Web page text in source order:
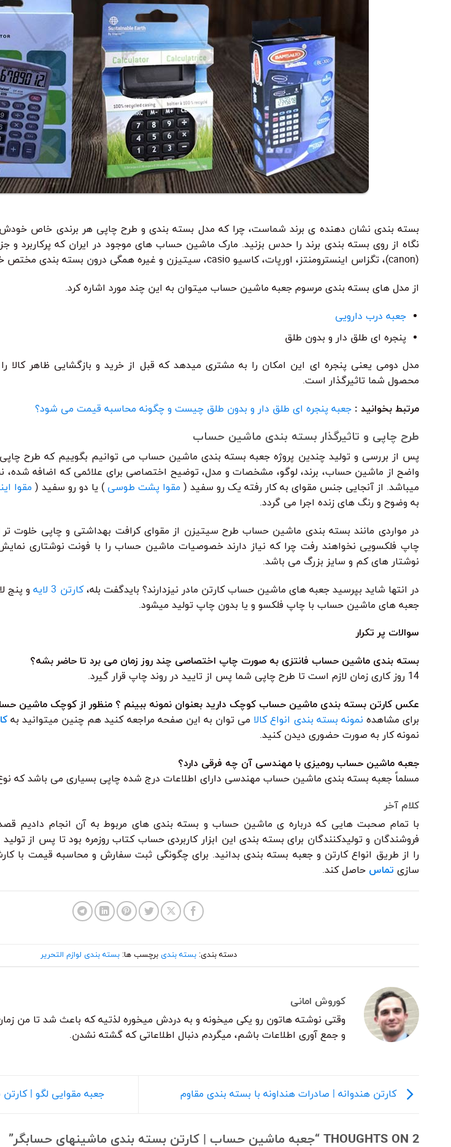
بسته بندی نشان دهنده ی برند شماست، چرا که مدل بسته بندی و طرح چاپی هر برندی خاص
نگاه از روی بسته بندی برند را حدس بزنید. مارک ماشین حساب های موجود در ایران که پرکاربرد و
(canon)، تگزاس اینسترومنتز، اورپات، کاسیو casio، سیتیزن و غیره همگی درون بسته بندی مختص خودشان وارد بازار می شوند.
از مدل های بسته بندی مرسوم جعبه ماشین حساب میتوان به این چند مورد اشاره کرد.
جعبه درب دارویی
پنجره ای طلق دار و بدون طلق
مدل دومی یعنی پنجره ای این امکان را به مشتری میدهد که قبل از خرید و بازگشایی ظاهر
محصول شما تاثیرگذار است.
مرتبط بخوانید : جعبه پنجره ای طلق دار و بدون طلق چیست و چگونه محاسبه قیمت می شود؟
طرح چاپی و تاثیرگذار بسته بندی ماشین حساب
پس از بررسی و تولید چندین پروژه جعبه بسته بندی ماشین حساب می توانیم بگوییم که طرح
واضح از ماشین حساب، برند، لوگو، مشخصات و مدل، توضیح اختصاصی برای علائمی که اضافه شده،
میباشد. از آنجایی جنس مقوای به کار رفته یک رو سفید ( مقوا پشت طوسی ) یا دو رو سفید ( مقوا
به وضوح و رنگ های زنده اجرا می گردد.
در مواردی مانند بسته بندی ماشین حساب طرح سیتیزن از مقوای کرافت بهداشتی و چاپی خلوت تر
چاپ فلکسویی نخواهند رفت چرا که نیاز دارند خصوصیات ماشین حساب را با فونت نوشتاری
نوشتار های کم و سایز بزرگ می باشد.
در انتها شاید بپرسید جعبه های ماشین حساب کارتن مادر نیزدارند؟ بایدگفت بله،کارتن 3 لایه
جعبه های ماشین حساب با چاپ فلکسو و یا بدون چاپ تولید میشود.
سوالات پر تکرار
بسته بندی ماشین حساب فانتزی به صورت چاپ اختصاصی چند روز زمان می برد تا حاضر بشه؟
14 روز کاری زمان لازم است تا طرح چاپی شما پس از تایید در روند چاپ قرار گیرد.
عکس کارتن بسته بندی ماشین حساب کوچک دارید بعنوان نمونه ببینم ؟ منظور از کوچک ماشین
برای مشاهده نمونه بسته بندی انواع کالا می توان به این صفحه مراجعه کنید هم چنین میتوانید به
نمونه کار به صورت حضوری دیدن کنید.
جعبه ماشین حساب رومیزی با مهندسی آن چه فرقی دارد؟
مسلماً جعبه بسته بندی ماشین حساب مهندسی دارای اطلاعات درج شده چاپی بسیاری می باشد که نوع
کلام آخر
با تمام صحبت هایی که درباره ی ماشین حساب و بسته بندی های مربوط به آن انجام دادیم
فروشندگان و تولیدکنندگان برای بسته بندی این ابزار کاربردی حساب کتاب روزمره بود تا پس از
را از طریق انواع کارتن و جعبه بسته بندی بدانید. برای چگونگی ثبت سفارش و محاسبه قیمت با
سازی تماس حاصل کند.
دسته بندی:بسته بندی برچسب ها:بسته بندی لوازم التحریر
کوروش امانی
وقتی نوشته هاتون رو یکی میخونه و به دردش میخوره لذتیه که باعث شد تا من زمان
و جمع آوری اطلاعات باشم، میگردم دنبال اطلاعاتی که گشته نشدن.
کارتن هندوانه | صادرات هنداونه با بسته بندی مقاوم جعبه مقوایی لگو |
2 THOUGHTS ON “ جعبه ماشین حساب | کارتن بسته بندی ماشینهای حسابگر”